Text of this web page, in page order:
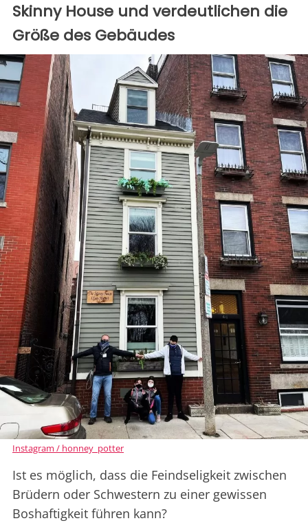
Skinny House und verdeutlichen die
Größe des Gebäudes
Instagram / honney_potter
Ist es möglich, dass die Feindseligkeit zwischen
Brüdern oder Schwestern zu einer gewissen
Boshaftigkeit führen kann?